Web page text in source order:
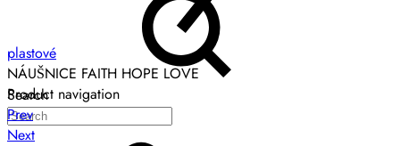
Search
plastové
NÁUŠNICE FAITH HOPE LOVE
Product navigation
Prev
Next